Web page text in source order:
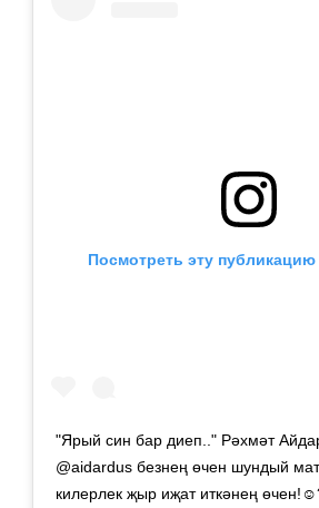
Посмотреть эту
"Ярый син бар диеп.." Рәхмәт
@aidardus безнең өчен шундый
килерлек җыр иҗат иткәнең